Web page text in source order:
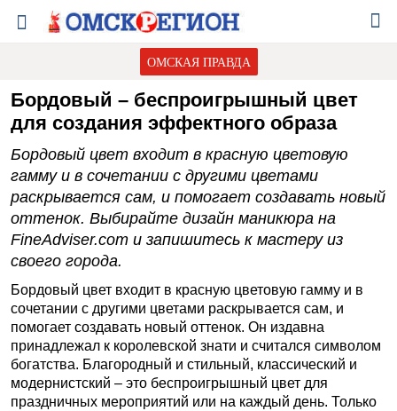
ОМСКАЯ ПРАВДА
Бордовый – беспроигрышный цвет
для создания эффектного образа
Бордовый цвет входит в красную цветовую
гамму и в сочетании с другими цветами
раскрывается сам, и помогает создавать новый
оттенок. Выбирайте дизайн маникюра на
FineAdviser.com и запишитесь к мастеру из
своего города.
Бордовый цвет входит в красную цветовую гамму и в
сочетании с другими цветами раскрывается сам, и
помогает создавать новый оттенок. Он издавна
принадлежал к королевской знати и считался символом
богатства. Благородный и стильный, классический и
модернистский – это беспроигрышный цвет для
праздничных мероприятий или на каждый день. Только